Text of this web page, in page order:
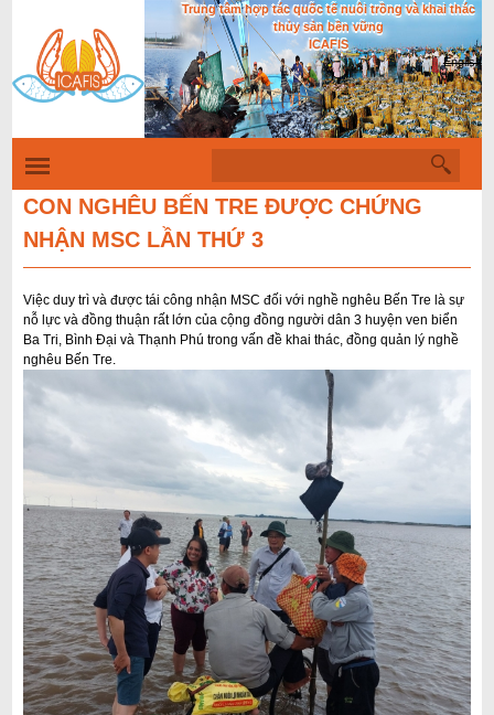
Nhảy
đến
nội
dung
Trung tâm hợp tác quốc tế nuôi trồng và khai thác
thủy sản bền vững
ICAFIS
English
i
ẫ
u
m
k
ế
m
ì
m
CON NGHÊU BẾN TRE ĐƯỢC CHỨNG
NHẬN MSC LẦN THỨ 3
Việc duy trì và được tái công nhận MSC đối với nghề nghêu Bến Tre là sự
nỗ lực và đồng thuận rất lớn của cộng đồng người dân 3 huyện ven biển
Ba Tri, Bình Đại và Thạnh Phú trong vấn đề khai thác, đồng quản lý nghề
nghêu Bến Tre.